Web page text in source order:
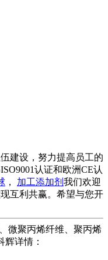
建设，努力提高员工的
认证和欧洲CE认
， 加工添加剂 我们欢迎
互利共赢。希望与您开
微聚丙烯纤维、聚丙烯
辉详情：